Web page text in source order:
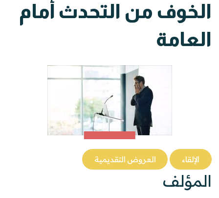
الخوف من التحدث أمام
العامة
الإلقاء العروض التقديمية
المؤلف